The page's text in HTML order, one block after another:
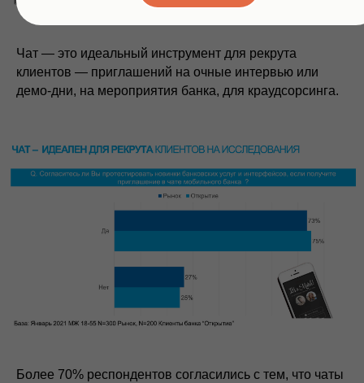
Чат — это идеальный инструмент для рекрута
клиентов — приглашений на очные интервью или
демо-дни, на мероприятия банка, для краудсорсинга.
Более 70% респондентов согласились с тем, что чаты